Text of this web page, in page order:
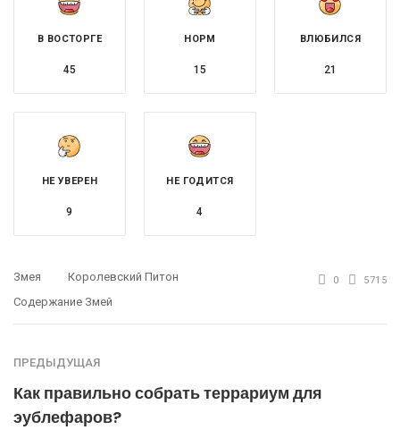
В ВОСТОРГЕ
45
НОРМ
15
ВЛЮБИЛСЯ
21
НЕ УВЕРЕН
9
НЕ ГОДИТСЯ
4
Змея
Королевский Питон
Содержание Змей
0 5715
ПРЕДЫДУЩАЯ
Как правильно собрать террариум для
эублефаров?